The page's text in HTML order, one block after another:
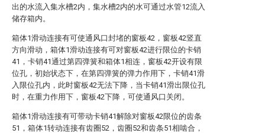
出的水流入集水槽2内，集水槽2内的水可通过水管12流入
储存箱内。
箱体1滑动连接有可使通风口封堵的窗板42，窗板42竖直
方向滑动，箱体1滑动连接有可对窗板42进行限位的卡销
41，卡销41通过第四弹簧和箱体1相连，窗板42开设有限
位孔，初始状态下，在第四弹簧的弹力作用下，卡销41滑
入限位孔内，此时窗板42无法下降，当卡销41滑出限位孔
时，在重力作用下，窗板42下降，可使通风口关闭。
箱体1滑动连接有可带动卡销41解除对窗板42限位的齿条
51，箱体1转动连接有齿圈52，齿圈52和齿条51相啮合，